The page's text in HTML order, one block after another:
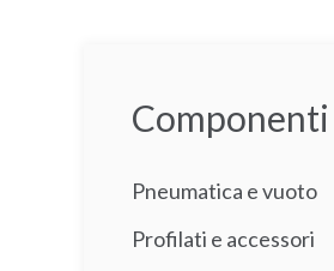
Componenti
Pneumatica e vuoto
Profilati e accessori